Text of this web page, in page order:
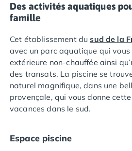
Camping Haute-Normandie
Camping Eure
Camping Essonne
Camping Seine-et-Marne
Camping Val d'Oise
Camping Val-de-Marne
Camping Languedoc-Roussillon
Camping Aude
Camping Gruissan
Camping Sigean
Des activités aquatiques
famille
Cet établissement dusud de la
avec un parc aquatique qui vous
extérieure non-chauffée ainsi
des transats. La piscine se
naturel magnifique, dans une
provençale, qui vous donne
vacances dans le sud.
Espace piscine